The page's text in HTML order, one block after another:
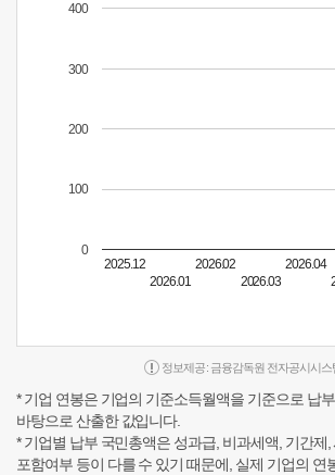
2025.12
2026.01
2026.02
2026.03
2026.04
0
100
200
300
400
정보제공 : 금융감독원 전자공시시스
* 기업 연봉은 기업의 기준소득월액을 기준으로 납
바탕으로 산출한 값입니다.
* 기업별 납부 국민총액은 성과급, 비과세액, 기간제
포함여부 등이 다를 수 있기 때문에, 실제 기업의 연